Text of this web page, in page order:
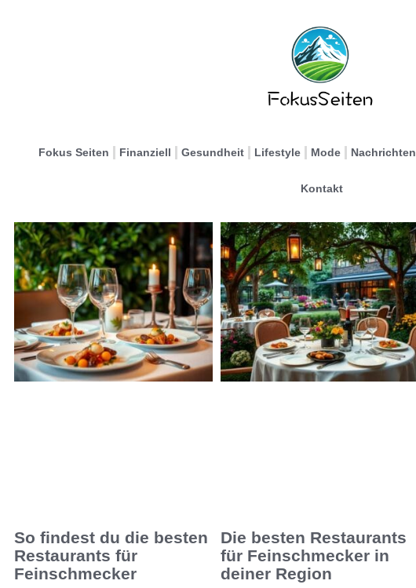
Fokus Seiten Finanziell Gesundheit Lifestyle Mode Nachrichten
Kontakt
So findest du die besten
Restaurants für
Feinschmecker
Die besten Restaurants
für Feinschmecker in
deiner Region